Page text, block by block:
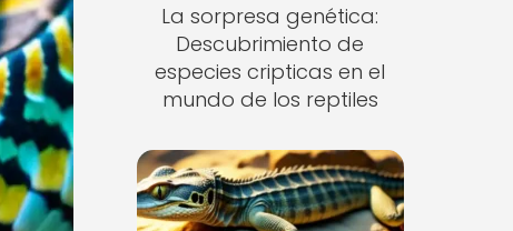
La sorpresa genética:
Descubrimiento de
especies cripticas en el
mundo de los reptiles